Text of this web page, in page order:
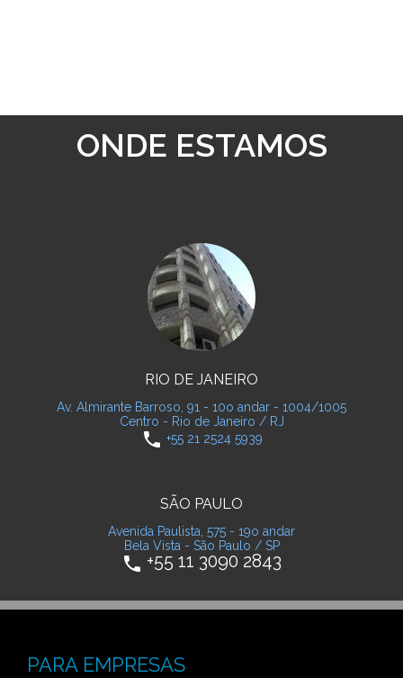
ONDE ESTAMOS
RIO DE JANEIRO
Av. Almirante Barroso, 91 - 10o andar - 1004/1005
Centro - Rio de Janeiro / RJ
phone +55 21 2524 5939
SÃO PAULO
Avenida Paulista, 575 - 19o andar
Bela Vista - São Paulo / SP
phone +55 11 3090 2843
PARA EMPRESAS